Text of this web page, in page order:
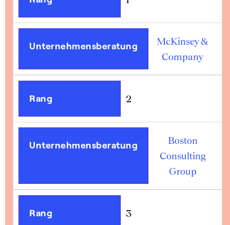
Unternehmensberatung
McKinsey &
Company
Rang 2
Unternehmensberatung
Boston
Consulting
Group
Rang 3